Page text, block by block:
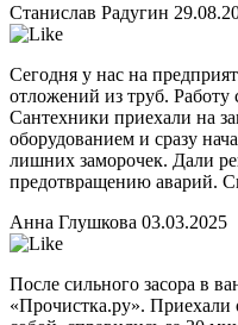
Станислав Радугин
Сегодня у нас на
отложений из труб. Работу
Сантехники приехали на
оборудованием и сразу
лишних заморочек. Дали
предотвращению аварий.
Анна Глушкова 03.03.2025
После сильного засора в
«Прочистка.ру». Приехали